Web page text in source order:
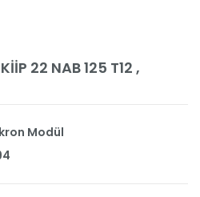
22 NAB 125 T12 ,
Modül